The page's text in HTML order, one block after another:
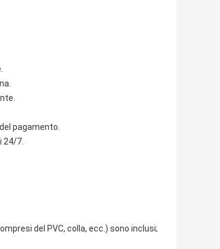
pagamento.
24/7.
del PVC, colla, ecc.) sono inclusi;